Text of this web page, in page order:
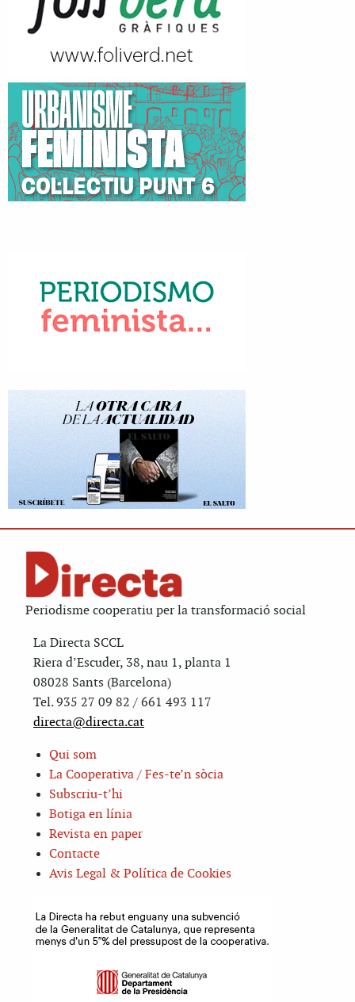
Periodisme cooperatiu per la transformació social
La Directa SCCL
Riera d’Escuder, 38, nau 1, planta 1
08028 Sants (Barcelona)
Tel. 935 27 09 82 / 661 493 117
directa@directa.cat
Qui som
La Cooperativa / Fes-te’n sòcia
Subscriu-t’hi
Botiga en línia
Revista en paper
Contacte
Avis Legal & Política de Cookies